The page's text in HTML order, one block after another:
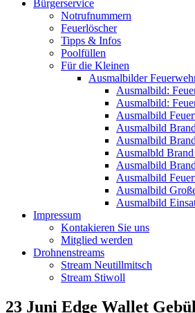
Bürgerservice
Notrufnummern
Feuerlöscher
Tipps & Infos
Poolfüllen
Für die Kleinen
Ausmalbilder
Ausmalbild:
Ausmalbild:
Ausmalbild
Ausmalbild
Ausmalbild
Ausmalbld
Ausmalbild
Ausmalbild
Ausmalbild
Ausmalbild
Impressum
Kontakieren Sie uns
Mitglied werden
Drohnenstreams
Stream Neutillmitsch
Stream Stiwoll
23 Juni Edge Wallet